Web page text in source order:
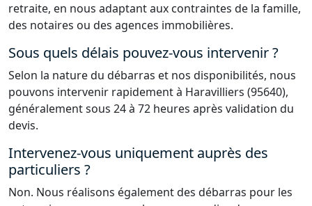
retraite, en nous adaptant aux contraintes de la famille,
des notaires ou des agences immobilières.
Sous quels délais pouvez-vous intervenir ?
Selon la nature du débarras et nos disponibilités, nous
pouvons intervenir rapidement à Haravilliers (95640),
généralement sous 24 à 72 heures après validation du
devis.
Intervenez-vous uniquement auprès des
particuliers ?
Non. Nous réalisons également des débarras pour les